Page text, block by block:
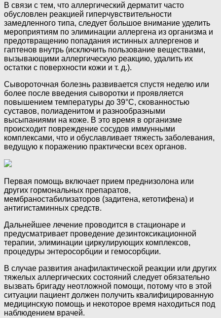
В связи с тем, что аллергический дерматит часто
обусловлен реакцией гиперчувствительности
замедленного типа, следует большое внимание уделить
мероприятиям по элиминации аллергена из организма и
предотвращению попадания истинных аллергенов и
гаптенов внутрь (исключить пользование веществами,
вызывающими аллергическую реакцию, удалить их
остатки с поверхности кожи и т. д.).
Сывороточная болезнь развивается спустя неделю или
более после введения сыворотки и проявляется
повышением температуры до 39°С, скованностью
суставов, полиаденитом и разнообразными
высыпаниями на коже. В это время в организме
происходит повреждение сосудов иммунными
комплексами, что и обуславливает тяжесть заболевания,
ведущую к поражению практически всех органов.
Первая помощь включает прием преднизолона или
других гормональных препаратов,
мембраностабилизаторов (задитена, кетотифена) и
антигистаминных средств.
Дальнейшее лечение проводится в стационаре и
предусматривает проведение дезинтоксикационной
терапии, элиминации циркулирующих комплексов,
процедуры энтеросорбции и гемосорбции.
В случае развития анафилактической реакции или других
тяжелых аллергических состояний следует обязательно
вызвать бригаду неотложной помощи, потому что в этой
ситуации пациент должен получить квалифицированную
медицинскую помощь и некоторое время находиться под
наблюдением врачей.